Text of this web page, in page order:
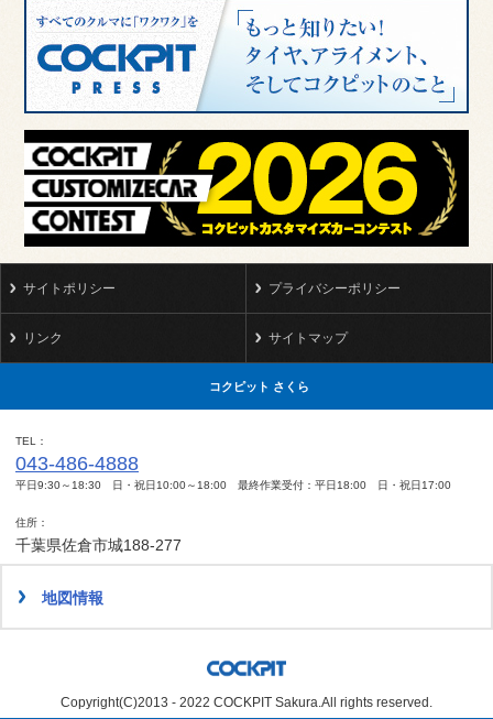
サイトポリシー プライバシーポリシー
リンク サイトマップ
コクピット さくら
TEL
043-486-4888
平日9:30～18:30 日・祝日10:00～18:00 最終作業受付：平日18:00 日・祝日17:00
住所
千葉県佐倉市城188-277
地図情報
Copyright(C)2013 - 2022 COCKPIT Sakura.All rights reserved.